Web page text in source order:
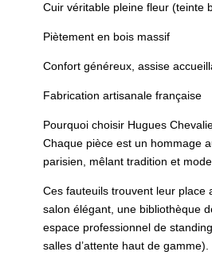
Cuir véritable pleine fleur (teinte
Piètement en bois massif
Confort généreux, assise
Fabrication artisanale française
Pourquoi choisir Hugues
Chaque pièce est un hommage
parisien, mêlant tradition et
Ces fauteuils trouvent leur place
salon élégant, une bibliothèque
espace professionnel de
salles d’attente haut de gamme).